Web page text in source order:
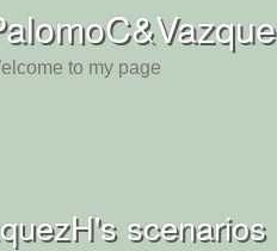
to my page
scenarios